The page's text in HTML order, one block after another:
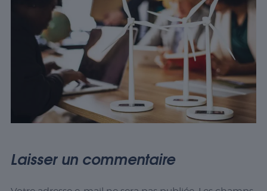
Laisser un commentaire